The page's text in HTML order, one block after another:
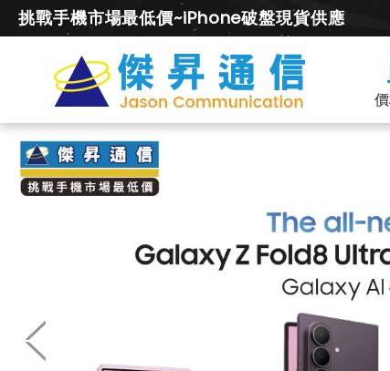
挑戰手機市場最低價~iPhone破盤現貨供應